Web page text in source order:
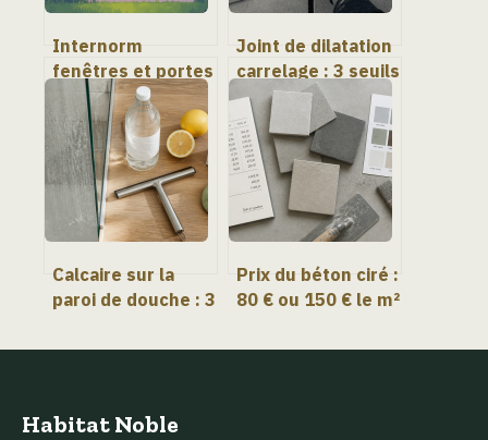
Internorm
fenêtres et portes
hautes
performances
pour votre habitat
Joint de dilatation
carrelage : 3 seuils
critiques et 6 mm
d’épaisseur pour
éviter les fissures
Calcaire sur la
paroi de douche : 3
naturelles et le
Prix du béton ciré :
80 € ou 150 € le m²
écarts pour
Habitat Noble